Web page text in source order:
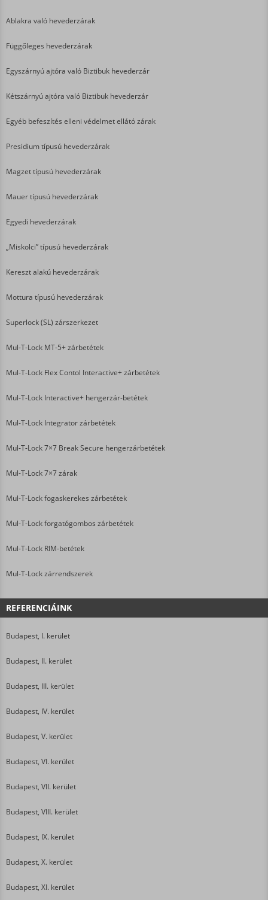
Ablakra való hevederzárak
Függőleges hevederzárak
Egyszárnyú ajtóra való Biztibuk hevederzár
Kétszárnyú ajtóra való Biztibuk hevederzár
Egyéb befeszítés elleni védelmet ellátó zárak
Presidium típusú hevederzárak
Magzet típusú hevederzárak
Mauer típusú hevederzárak
Egyedi hevederzárak
„Miskolci” típusú hevederzárak
Kereszt alakú hevederzárak
Mottura típusú hevederzárak
Superlock (SL) zárszerkezet
Mul-T-Lock MT-5+ zárbetétek
Mul-T-Lock Flex Contol Interactive+ zárbetétek
Mul-T-Lock Interactive+ hengerzár-betétek
Mul-T-Lock Integrator zárbetétek
Mul-T-Lock 7×7 Break Secure hengerzárbetétek
Mul-T-Lock 7×7 zárak
Mul-T-Lock fogaskerekes zárbetétek
Mul-T-Lock forgatógombos zárbetétek
Mul-T-Lock RIM-betétek
Mul-T-Lock zárrendszerek
REFERENCIÁINK
Budapest, I. kerület
Budapest, II. kerület
Budapest, III. kerület
Budapest, IV. kerület
Budapest, V. kerület
Budapest, VI. kerület
Budapest, VII. kerület
Budapest, VIII. kerület
Budapest, IX. kerület
Budapest, X. kerület
Budapest, XI. kerület